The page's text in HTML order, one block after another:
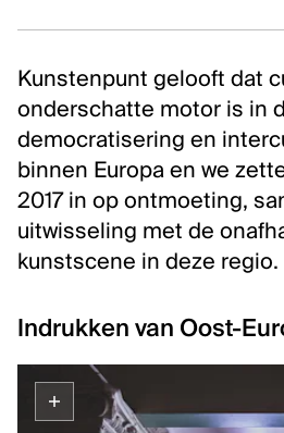
Bibliotheek en collecties
Publicaties
Podcasts
OVER KUNSTENPUNT
Nieuws
Inclusie, zorg en
Werken bij Kunstenpunt
Kunstenpunt gelooft dat
onderschatte motor is in
democratisering en
binnen Europa en we
2017 in op ontmoeting,
uitwisseling met de
kunstscene in deze regio.
Indrukken van Oost-